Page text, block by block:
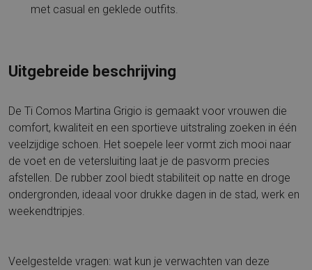
met casual en geklede outfits.
Uitgebreide beschrijving
De Ti Comos Martina Grigio is gemaakt voor vrouwen die
comfort, kwaliteit en een sportieve uitstraling zoeken in één
veelzijdige schoen. Het soepele leer vormt zich mooi naar
de voet en de vetersluiting laat je de pasvorm precies
afstellen. De rubber zool biedt stabiliteit op natte en droge
ondergronden, ideaal voor drukke dagen in de stad, werk en
weekendtripjes.
Veelgestelde vragen: wat kun je verwachten van deze